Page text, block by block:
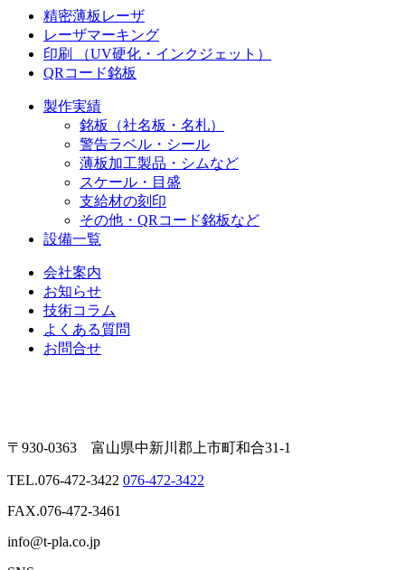
精密薄板レーザ
レーザマーキング
印刷 （UV硬化・インクジェット）
QRコード銘板
製作実績
銘板（社名板・名札）
警告ラベル・シール
薄板加工製品・シムなど
スケール・目盛
支給材の刻印
その他・QRコード銘板など
設備一覧
会社案内
お知らせ
技術コラム
よくある質問
お問合せ
〒930-0363 富山県中新川郡上市町和合31-1
TEL.076-472-3422 076-472-3422
FAX.076-472-3461
info@t-pla.co.jp